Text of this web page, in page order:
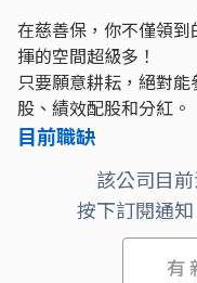
在慈善保，你不僅領
揮的空間超級多！
只要願意耕耘，絕對
股、績效配股和分紅。
目前職缺
該公司目
按下訂閱通
有